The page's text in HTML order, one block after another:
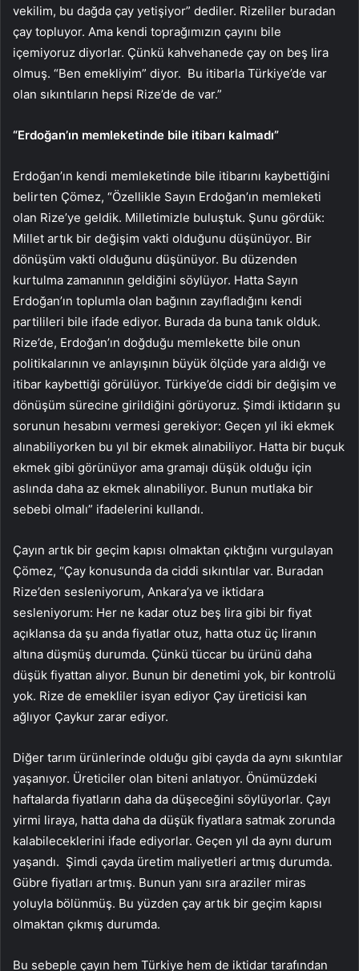
vekilim, bu dağda çay yetişiyor” dediler. Rizeliler buradan
çay topluyor. Ama kendi toprağımızın çayını bile
içemiyoruz diyorlar. Çünkü kahvehanede çay on beş lira
olmuş. “Ben emekliyim” diyor. Bu itibarla Türkiye’de var
olan sıkıntıların hepsi Rize’de de var.”
“Erdoğan’ın memleketinde bile itibarı kalmadı”
Erdoğan’ın kendi memleketinde bile itibarını kaybettiğini
belirten Çömez, “Özellikle Sayın Erdoğan’ın memleketi
olan Rize’ye geldik. Milletimizle buluştuk. Şunu gördük:
Millet artık bir değişim vakti olduğunu düşünüyor. Bir
dönüşüm vakti olduğunu düşünüyor. Bu düzenden
kurtulma zamanının geldiğini söylüyor. Hatta Sayın
Erdoğan’ın toplumla olan bağının zayıfladığını kendi
partilileri bile ifade ediyor. Burada da buna tanık olduk.
Rize’de, Erdoğan’ın doğduğu memlekette bile onun
politikalarının ve anlayışının büyük ölçüde yara aldığı ve
itibar kaybettiği görülüyor. Türkiye’de ciddi bir değişim ve
dönüşüm sürecine girildiğini görüyoruz. Şimdi iktidarın şu
sorunun hesabını vermesi gerekiyor: Geçen yıl iki ekmek
alınabiliyorken bu yıl bir ekmek alınabiliyor. Hatta bir buçuk
ekmek gibi görünüyor ama gramajı düşük olduğu için
aslında daha az ekmek alınabiliyor. Bunun mutlaka bir
sebebi olmalı” ifadelerini kullandı.
Çayın artık bir geçim kapısı olmaktan çıktığını vurgulayan
Çömez, “Çay konusunda da ciddi sıkıntılar var. Buradan
Rize’den sesleniyorum, Ankara’ya ve iktidara
sesleniyorum: Her ne kadar otuz beş lira gibi bir fiyat
açıklansa da şu anda fiyatlar otuz, hatta otuz üç liranın
altına düşmüş durumda. Çünkü tüccar bu ürünü daha
düşük fiyattan alıyor. Bunun bir denetimi yok, bir kontrolü
yok. Rize de emekliler isyan ediyor Çay üreticisi kan
ağlıyor Çaykur zarar ediyor.
Diğer tarım ürünlerinde olduğu gibi çayda da aynı sıkıntılar
yaşanıyor. Üreticiler olan biteni anlatıyor. Önümüzdeki
haftalarda fiyatların daha da düşeceğini söylüyorlar. Çayı
yirmi liraya, hatta daha da düşük fiyatlara satmak zorunda
kalabileceklerini ifade ediyorlar. Geçen yıl da aynı durum
yaşandı. Şimdi çayda üretim maliyetleri artmış durumda.
Gübre fiyatları artmış. Bunun yanı sıra araziler miras
yoluyla bölünmüş. Bu yüzden çay artık bir geçim kapısı
olmaktan çıkmış durumda.
Bu sebeple çayın hem Türkiye hem de iktidar tarafından